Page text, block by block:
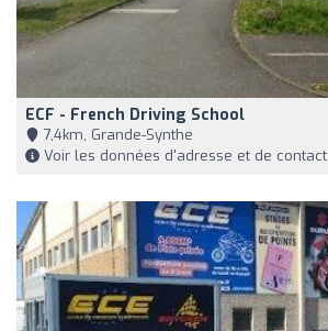
ECF - French Driving School
7,4km, Grande-Synthe
Voir les données d'adresse et de contact